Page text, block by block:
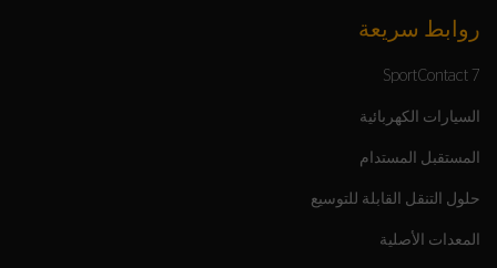
روابط سريعة
SportContact 7
السيارات الكهربائية
المستقبل المستدام
حلول التنقل القابلة للتوسيع
المعدات الأصلية